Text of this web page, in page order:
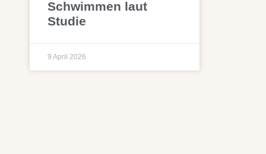
Schwimmen laut
Studie
9 April 2026